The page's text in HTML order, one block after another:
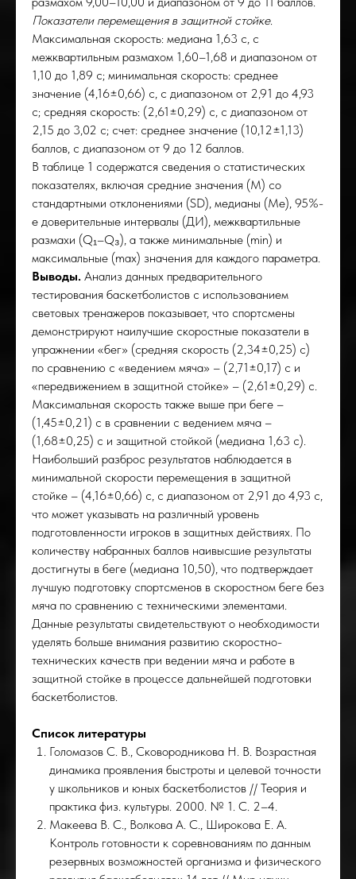
Показатели перемещения в защитной стойке.
Максимальная скорость: медиана 1,63 с, с
межквартильным размахом 1,60–1,68 и диапазоном от
1,10 до 1,89 с; минимальная скорость: среднее
значение (4,16±0,66) с, с диапазоном от 2,91 до 4,93
с; средняя скорость: (2,61±0,29) с, с диапазоном от
2,15 до 3,02 с; счет: среднее значение (10,12±1,13)
баллов, с диапазоном от 9 до 12 баллов.
В таблице 1 содержатся сведения о статистических
показателях, включая средние значения (M) со
стандартными отклонениями (SD), медианы (Me), 95%-
е доверительные интервалы (ДИ), межквартильные
размахи (Q₁–Q₃), а также минимальные (min) и
максимальные (max) значения для каждого параметра.
Выводы. Анализ данных предварительного
тестирования баскетболистов с использованием
световых тренажеров показывает, что спортсмены
демонстрируют наилучшие скоростные показатели в
упражнении «бег» (средняя скорость (2,34±0,25) с)
по сравнению с «ведением мяча» – (2,71±0,17) с и
«передвижением в защитной стойке» – (2,61±0,29) с.
Максимальная скорость также выше при беге –
(1,45±0,21) с в сравнении с ведением мяча –
(1,68±0,25) с и защитной стойкой (медиана 1,63 с).
Наибольший разброс результатов наблюдается в
минимальной скорости перемещения в защитной
стойке – (4,16±0,66) с, с диапазоном от 2,91 до 4,93 с,
что может указывать на различный уровень
подготовленности игроков в защитных действиях. По
количеству набранных баллов наивысшие результаты
достигнуты в беге (медиана 10,50), что подтверждает
лучшую подготовку спортсменов в скоростном беге без
мяча по сравнению с техническими элементами.
Данные результаты свидетельствуют о необходимости
уделять больше внимания развитию скоростно-
технических качеств при ведении мяча и работе в
защитной стойке в процессе дальнейшей подготовки
баскетболистов.
Список литературы
Голомазов С. В., Сковородникова Н. В. Возрастная
динамика проявления быстроты и целевой точности
у школьников и юных баскетболистов // Теория и
практика физ. культуры. 2000. № 1. С. 2–4.
Макеева В. С., Волкова А. С., Широкова Е. А.
Контроль готовности к соревнованиям по данным
резервных возможностей организма и физического